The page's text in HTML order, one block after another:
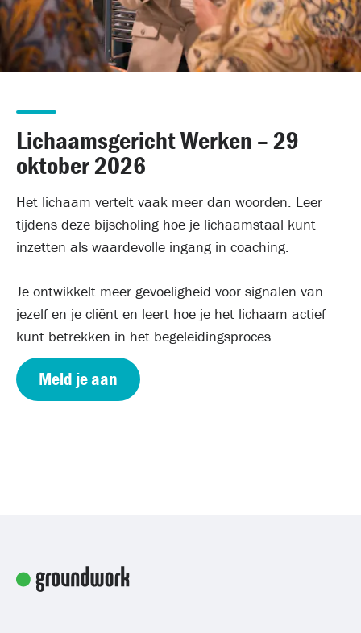
Lichaamsgericht Werken – 29
oktober 2026
Het lichaam vertelt vaak meer dan woorden. Leer
tijdens deze bijscholing hoe je lichaamstaal kunt
inzetten als waardevolle ingang in coaching.
Je ontwikkelt meer gevoeligheid voor signalen van
jezelf en je cliënt en leert hoe je het lichaam actief
kunt betrekken in het begeleidingsproces.
Meld je aan